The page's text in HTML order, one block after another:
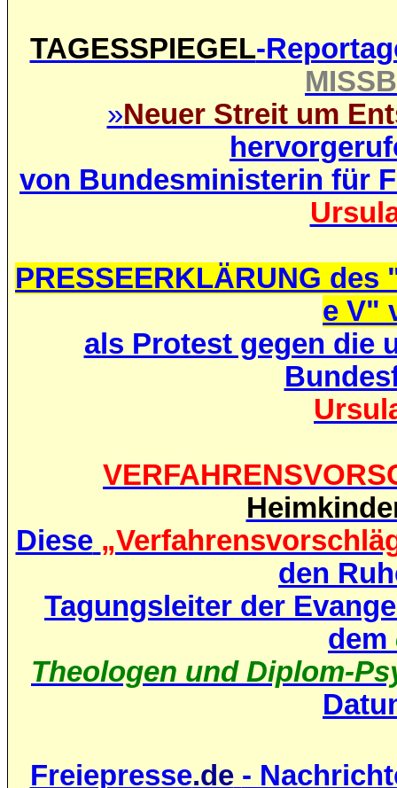
TAGESSPIEGEL-
»Neuer Streit um
von Bundesministerin für
PRESSEERKLÄRUNG des
e V"
als Protest gegen die
Diese
den
Tagungsleiter der
dem
Theologen und Diplom-
Freiepresse.de -